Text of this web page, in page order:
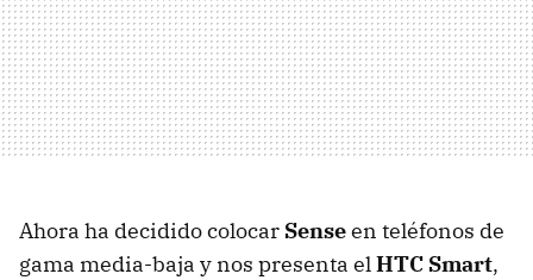
Ahora ha decidido colocar Senseen teléfonos de
gama media-baja y nos presenta elHTC Smart,